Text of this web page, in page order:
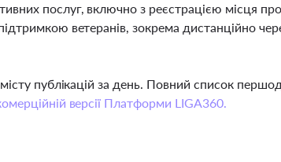
послуг, включно з реєстрацією місця
ветеранів, зокрема дистанційно
публікацій за день. Повний список
версії Платформи LIGA360.